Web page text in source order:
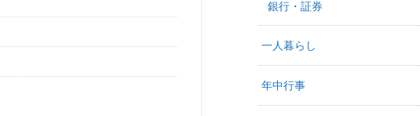
銀行・証券
一人暮らし
年中行事